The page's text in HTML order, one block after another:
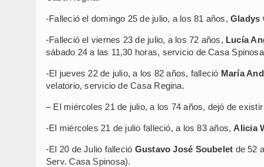
-Falleció el domingo 25 de julio, a los 81 años,Gladys
-Falleció el viernes 23 de julio, a los 72 años, Lucía
sábado 24 a las 11,30 horas, servicio de Casa
-El jueves 22 de julio, a los 82 años, falleció María
velatorio, servicio de Casa Regina.
– El miércoles 21 de julio, a los 74 años, dejó de
-El miércoles 21 de julio falleció, a los 83 años,Alicia
-El 20 de Julio falleció Gustavo José Soubelet de 52
Serv. Casa Spinosa).